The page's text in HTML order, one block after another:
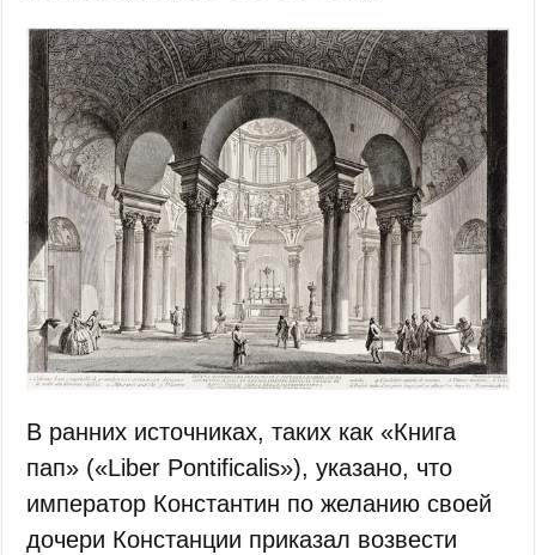
В ранних источниках, таких как «Книга
пап» («Liber Pontificalis»), указано, что
император Константин по желанию своей
дочери Констанции приказал возвести